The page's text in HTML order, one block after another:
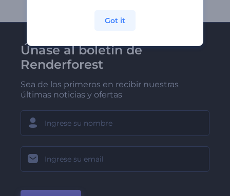
Únase al boletín de
Renderforest
Sea de los primeros en recibir nuestras
últimas noticias y ofertas
Got it